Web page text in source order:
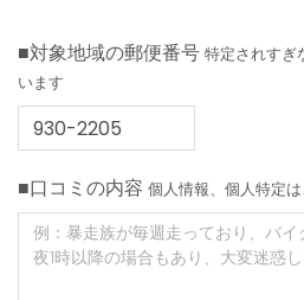
■対象地域の郵便番号 特定されすぎ
います
■口コミの内容 個人情報、個人特定